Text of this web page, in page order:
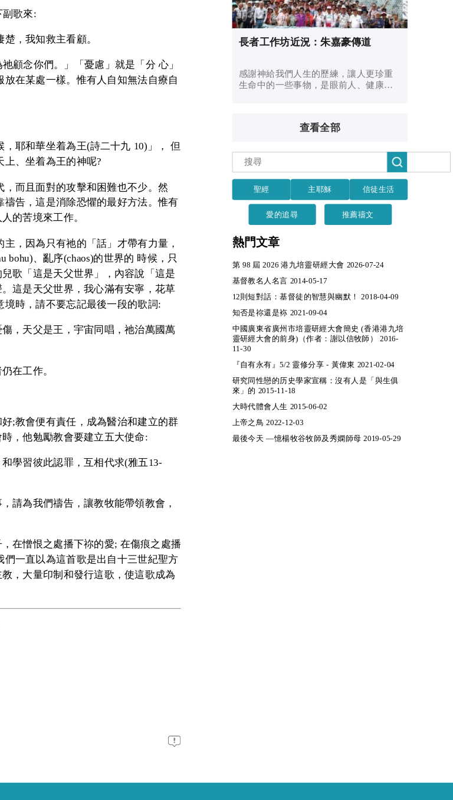
副歌來:
，我知救主看顧。
顧念你們。」「憂慮」就是「分 心」
在某處一樣。惟有人自知無法自療自
耶和華坐着為王(詩二十九 10)」， 但
、坐着為王的神呢?
而且面對的攻擊和困難也不少。然
告，這是消除恐懼的最好方法。惟有
的苦境來工作。
，因為只有祂的「話」才帶有力量，
、亂序(chaos)的世界的 時候，只
歌「這是天父世界」，內容說「這是
這是天父世界，我心滿有安寧，花草
時，請不要忘記最後一段的歌詞:
，天父是王，宇宙同唱，祂治萬國萬
在工作。
;教會便有責任，成為醫治和建立的群
，他勉勵教會要建立五大使命:
學習彼此認罪，互相代求(雅五13-
請為我們禱告，讓教牧能帶領教會，
在憎恨之處播下祢的愛; 在傷痕之處播
一直以為這首歌是出自十三世紀聖方
，大量印制和發行這歌，使這歌成為
長者工作坊近況：朱嘉豪傳道
感謝神給我們人生的歷練，讓人更珍重
生命中的一些事物，是眼前人、健康或
查看全部
聖經 主耶穌 信徒生活
愛的追尋 推薦禱文
熱門文章
第 98 屆 2026 港九培靈研經大會 2026-07-24
基督教名人名言 2014-05-17
12則短對話：基督徒的智慧與幽默！ 2018-04-09
知否是祢還是袮 2021-09-04
中國廣東省廣州市培靈研經大會簡史 (香港港九培
靈研經大會的前身)（作者：謝以信牧師） 2016-
11-30
『自有永有』5/2 靈修分享 - 黃偉東 2021-02-04
研究同性戀的历史學家宣稱：沒有人是「與生俱
來」的 2015-11-18
大時代體會人生 2015-06-02
上帝之鳥 2022-12-03
最後今天 —憶楊牧谷牧師及秀嫻師母 2019-05-29